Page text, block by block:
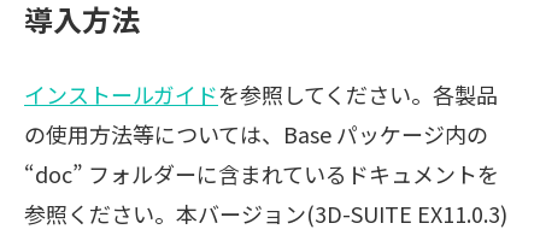
導入方法
インストールガイドを参照してください。各製品
の使用方法等については、Base パッケージ内の
“doc” フォルダーに含まれているドキュメントを
参照ください。本バージョン(3D-SUITE EX11.0.3)